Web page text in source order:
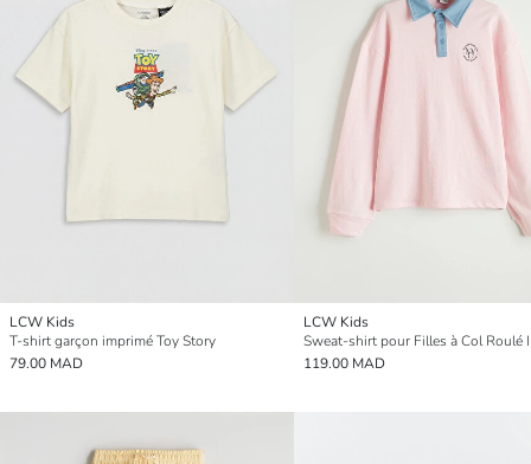
LCW Kids
T-shirt garçon imprimé Toy Story
79.00 MAD
LCW Kids
119.00 MAD